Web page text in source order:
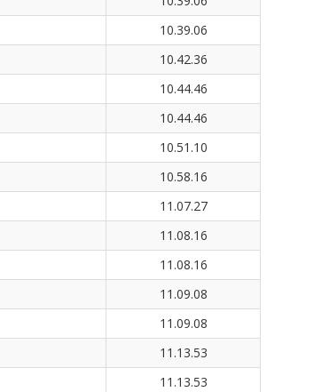
10.39.06
10.42.36
10.44.46
10.44.46
10.51.10
10.58.16
11.07.27
11.08.16
11.08.16
11.09.08
11.09.08
11.13.53
11.13.53